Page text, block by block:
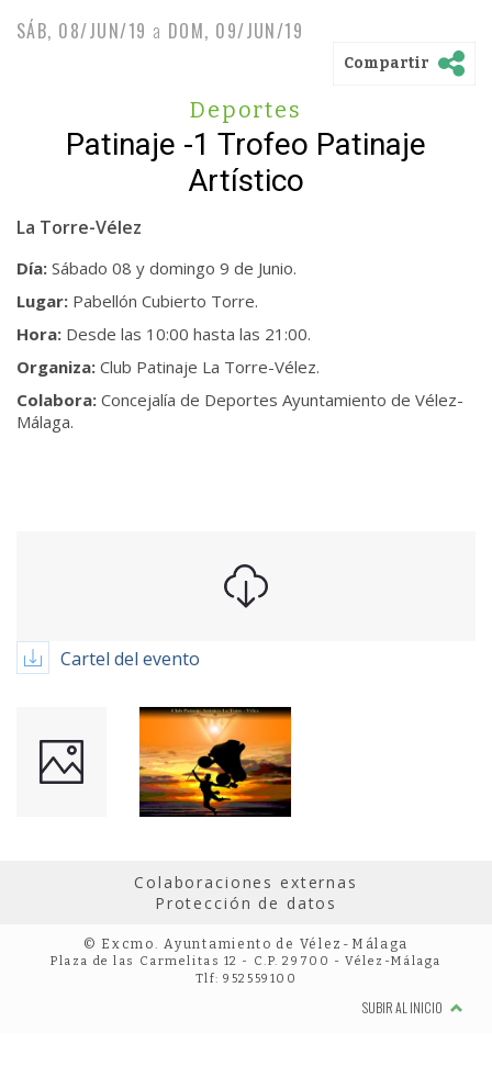
SÁB, 08/JUN/19 a DOM, 09/JUN/19
Compartir
Deportes
Patinaje -1 Trofeo Patinaje
Artístico
La Torre-Vélez
Día: Sábado 08 y domingo 9 de Junio.
Lugar: Pabellón Cubierto Torre.
Hora: Desde las 10:00 hasta las 21:00.
Organiza: Club Patinaje La Torre-Vélez.
Colabora: Concejalía de Deportes Ayuntamiento de Vélez-
Málaga.
Cartel del evento
Colaboraciones externas
Protección de datos
© Excmo. Ayuntamiento de Vélez-Málaga
Plaza de las Carmelitas 12 - C.P. 29700 - Vélez-Málaga
Tlf: 952559100
SUBIR AL INICIO